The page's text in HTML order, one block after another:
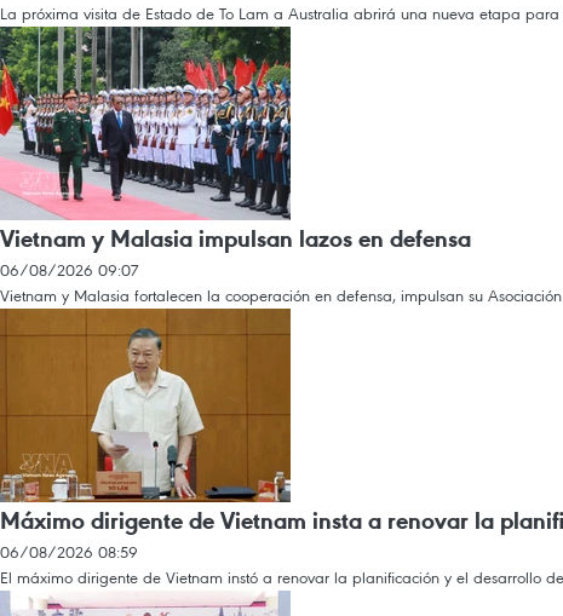
La próxima visita de Estado de To Lam a Australia abrirá una nueva etapa
Vietnam y Malasia impulsan lazos en defensa
06/08/2026 09:07
Vietnam y Malasia fortalecen la cooperación en defensa, impulsan su
Máximo dirigente de Vietnam insta a renovar la
06/08/2026 08:59
El máximo dirigente de Vietnam instó a renovar la planificación y el desarrollo